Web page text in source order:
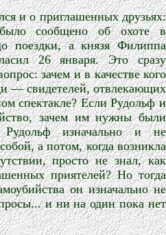
и о приглашенных друзьях:
сообщено об охоте в
поездки, а князя Филиппа
26 января. Это сразу
зачем и в качестве кого
— свидетелей, отвлекающих
спектакле? Если Рудольф и
зачем им нужны были
изначально и не
а потом, когда возникла
просто не знал, как
приятелей? Но тогда
он изначально не
и ни на один пока нет